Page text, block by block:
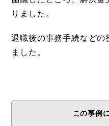
りました。
退職後の事務手続などの
ました。
この事例